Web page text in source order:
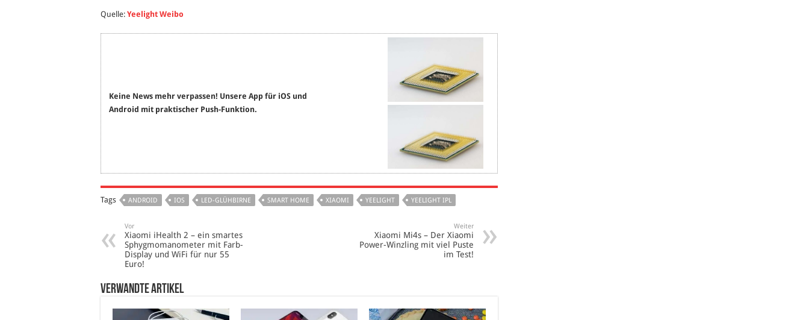
Quelle: Yeelight Weibo
Keine News mehr verpassen! Unsere App für iOS und
Android mit praktischer Push-Funktion.
Tags ANDROID IOS LED-GLÜHBIRNE SMART HOME XIAOMI YEELIGHT YEELIGHT IPL
Vor
Xiaomi iHealth 2 – ein smartes
Sphygmomanometer mit Farb-
Display und WiFi für nur 55
Euro!
Weiter
Xiaomi Mi4s – Der Xiaomi
Power-Winzling mit viel Puste
im Test!
verwandte Artikel